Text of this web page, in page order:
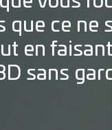
que ce ne
en
sans